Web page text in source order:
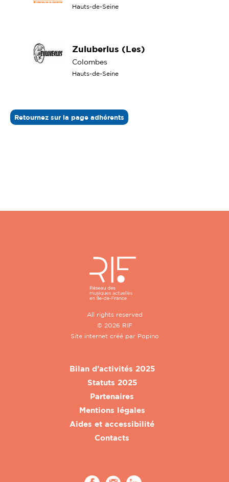
Hauts-de-Seine
Zuluberlus (Les)
Colombes
Hauts-de-Seine
Retournez sur la page adhérents
All rights reserved
© 2026 RIF
Site internet créé par Popino
Bilan d’activités 2025
Statuts 2025
Partenaires
Mentions légales
Aides et accessibilité
Contacts